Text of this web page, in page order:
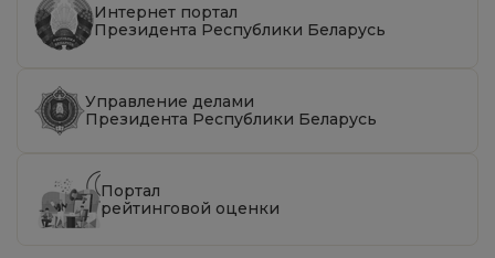
Интернет портал
Президента Республики Беларусь
Управление делами
Президента Республики Беларусь
Портал
рейтинговой оценки